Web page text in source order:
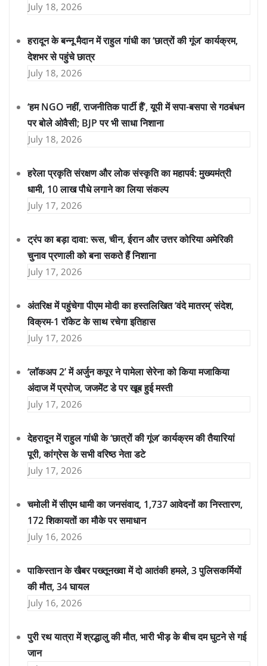
July 18, 2026
हरादून के बन्नू मैदान में राहुल गांधी का ‘छात्रों की गूंज’ कार्यक्रम,
देशभर से पहुंचे छात्र
July 18, 2026
‘हम NGO नहीं, राजनीतिक पार्टी हैं’, यूपी में सपा-बसपा से गठबंधन
पर बोले ओवैसी; BJP पर भी साधा निशाना
July 18, 2026
हरेला प्रकृति संरक्षण और लोक संस्कृति का महापर्व: मुख्यमंत्री
धामी, 10 लाख पौधे लगाने का लिया संकल्प
July 17, 2026
ट्रंप का बड़ा दावा: रूस, चीन, ईरान और उत्तर कोरिया अमेरिकी
चुनाव प्रणाली को बना सकते हैं निशाना
July 17, 2026
अंतरिक्ष में पहुंचेगा पीएम मोदी का हस्तलिखित ‘वंदे मातरम्’ संदेश,
विक्रम-1 रॉकेट के साथ रचेगा इतिहास
July 17, 2026
‘लॉकअप 2’ में अर्जुन कपूर ने पामेला सेरेना को किया मजाकिया
अंदाज में प्रपोज, जजमेंट डे पर खूब हुई मस्ती
July 17, 2026
देहरादून में राहुल गांधी के ‘छात्रों की गूंज’ कार्यक्रम की तैयारियां
पूरी, कांग्रेस के सभी वरिष्ठ नेता डटे
July 17, 2026
चमोली में सीएम धामी का जनसंवाद, 1,737 आवेदनों का निस्तारण,
172 शिकायतों का मौके पर समाधान
July 16, 2026
पाकिस्तान के खैबर पख्तूनख्वा में दो आतंकी हमले, 3 पुलिसकर्मियों
की मौत, 34 घायल
July 16, 2026
पुरी रथ यात्रा में श्रद्धालु की मौत, भारी भीड़ के बीच दम घुटने से गई
जान